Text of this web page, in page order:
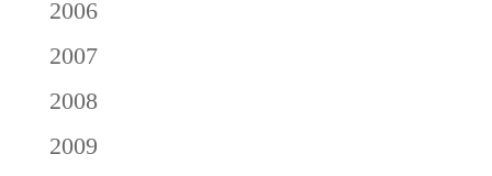
2006
2007
2008
2009